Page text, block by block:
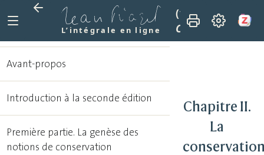
L’intégrale en ligne
(1962)
Le
Chapitre II. La
Chapitre II.
La
Avant-propos
Introduction à la seconde édition
Première partie. La genèse des
notions de conservation